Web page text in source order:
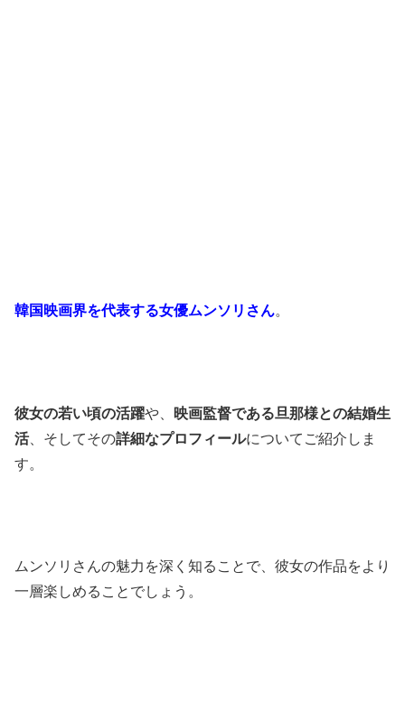
韓国映画界を代表する女優ムンソリさん。​
彼女の若い頃の活躍や、
映画監督である旦那様との結婚生
活、そしてその詳細なプロフィールについてご紹介しま
す。​
ムンソリさんの魅力を深く知ることで、彼女の作品をより
一層楽しめることでしょう。